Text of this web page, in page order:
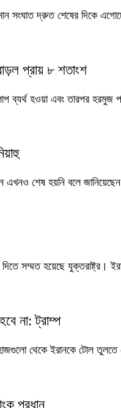
চলমান সংঘাত দ্রুত শেষের
প্রায় ৮ শতাংশ
ব্যর্থ হওয়া এবং তারপর
শেষ হয়নি বলে জানিয়েছেন
সম্মত হয়েছে যুক্তরাষ্ট্র।
না: ট্রাম্প
থেকে ইরানকে টোল তুলতে
প্রধান